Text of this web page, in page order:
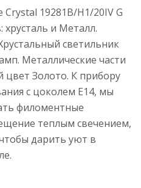
19281B/H1/20IV G
и Металл.
светильник
Металлические части
Золото. К прибору
с цоколем E14, мы
филоментные
теплым свечением,
дарить уют в